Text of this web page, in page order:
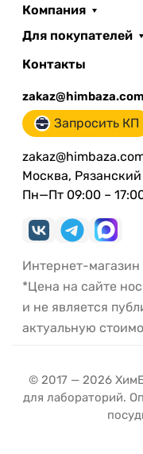
Компания
Для покупателей
Контакты
zakaz@himbaza.com
Запросить КП
Москва,
Пн—Пт 09:00 –
Интернет-магазин
*Цена на сайте
и не является
актуальную
© 2017 — 2026
для лабораторий.